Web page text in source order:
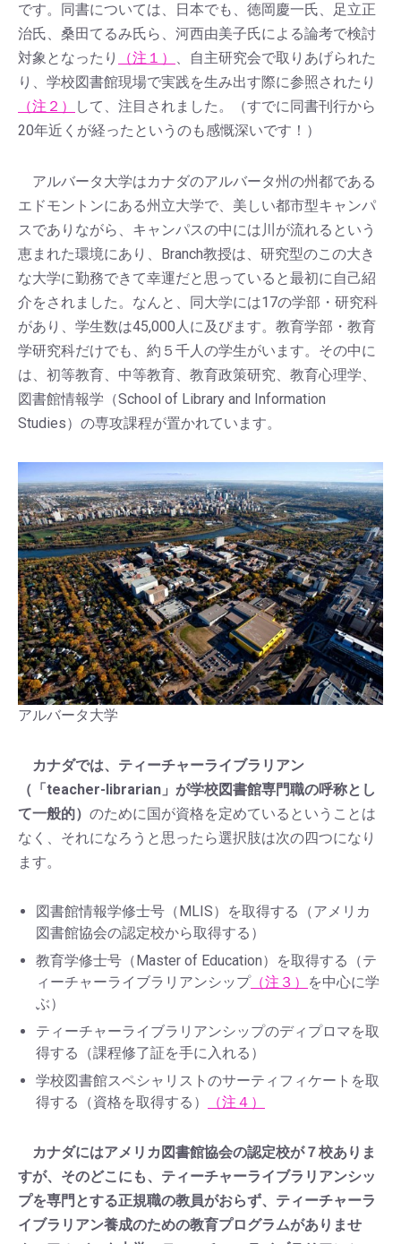
です。同書については、日本でも、徳岡慶一氏、足立正
治氏、桑田てるみ氏ら、河西由美子氏による論考で検討
対象となったり
（注１）
、自主研究会で取りあげられた
り、学校図書館現場で実践を生み出す際に参照されたり
（注２）
して、注目されました。（すでに同書刊行から
20年近くが経ったというのも感慨深いです！）
アルバータ大学はカナダのアルバータ州の州都である
エドモントンにある州立大学で、美しい都市型キャンパ
スでありながら、キャンパスの中には川が流れるという
恵まれた環境にあり、Branch教授は、研究型のこの大き
な大学に勤務できて幸運だと思っていると最初に自己紹
介をされました。なんと、同大学には17の学部・研究科
があり、学生数は45,000人に及びます。教育学部・教育
学研究科だけでも、約５千人の学生がいます。その中に
は、初等教育、中等教育、教育政策研究、教育心理学、
図書館情報学（School of Library and Information
Studies）の専攻課程が置かれています。
アルバータ大学
カナダでは、ティーチャーライブラリアン
（「teacher-librarian」が学校図書館専門職の呼称とし
て一般的） のために国が資格を定めているということは
なく、それになろうと思ったら選択肢は次の四つになり
ます。
図書館情報学修士号（MLIS）を取得する（アメリカ
図書館協会の認定校から取得する）
教育学修士号（Master of Education）を取得する（テ
ィーチャーライブラリアンシップ（注３）
を中心に学
ぶ）
ティーチャーライブラリアンシップのディプロマを取
得する（課程修了証を手に入れる）
学校図書館スペシャリストのサーティフィケートを取
得する（資格を取得する）
（注４）
カナダにはアメリカ図書館協会の認定校が７校ありま
すが、そのどこにも、ティーチャーライブラリアンシッ
プを専門とする正規職の教員がおらず、ティーチャーラ
イブラリアン養成のための教育プログラムがありませ